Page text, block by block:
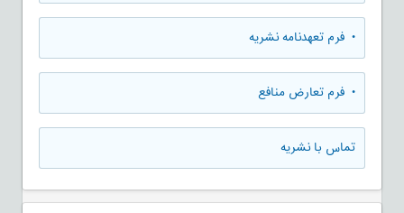
• فرم تعهدنامه نشریه
• فرم تعارض منافع
تماس با نشریه